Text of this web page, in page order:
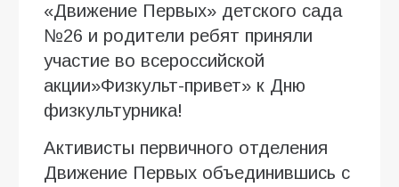
«Движение Первых» детского сада
№26 и родители ребят приняли
участие во всероссийской
акции»Физкульт-привет» к Дню
физкультурника!
Активисты первичного отделения
Движение Первых объединившись с